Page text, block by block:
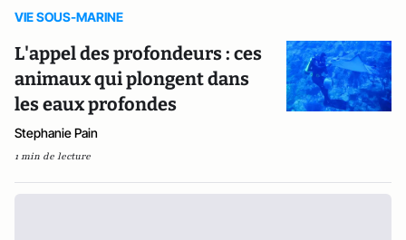
VIE SOUS-MARINE
L'appel des profondeurs : ces
animaux qui plongent dans
les eaux profondes
Stephanie Pain
1 min de lecture